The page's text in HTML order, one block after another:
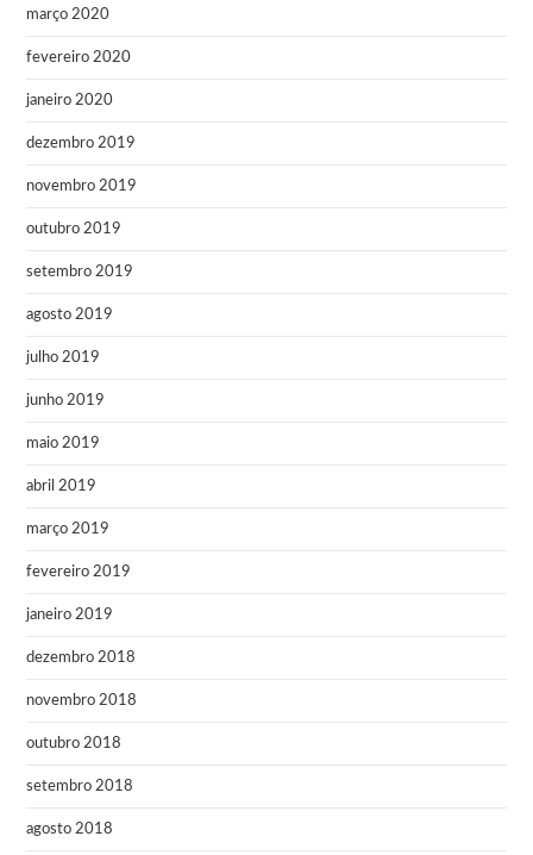
março 2020
fevereiro 2020
janeiro 2020
dezembro 2019
novembro 2019
outubro 2019
setembro 2019
agosto 2019
julho 2019
junho 2019
maio 2019
abril 2019
março 2019
fevereiro 2019
janeiro 2019
dezembro 2018
novembro 2018
outubro 2018
setembro 2018
agosto 2018